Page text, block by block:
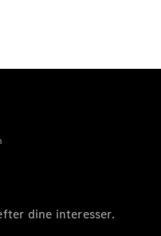
dine interesser.